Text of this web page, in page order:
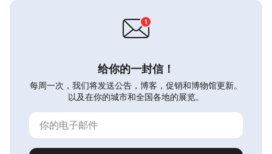
给你的一封信！
每周一次，我们将发送公告，博客，促销和博物馆更新。
以及在你的城市和全国各地的展览。